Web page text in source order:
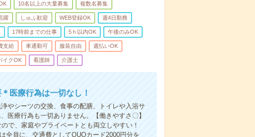
10名以上の大量募集 複数名募集
躍 しゅふ歓迎 WEB登録OK 週4日勤務
17時前までの仕事 5ｈ以内OK 午後のみOK
支給 車通勤可 服装自由 週払いOK
イクOK 看護師 介護士
医療行為は一切なし！
やシーツの交換、食事の配膳、トイレや入浴サ
医療行為も一切ありません。【働きやすさ〇】
で、家庭やプライベートとも両立しやすい！
全員に、交通費としてQUOカード2000円分を